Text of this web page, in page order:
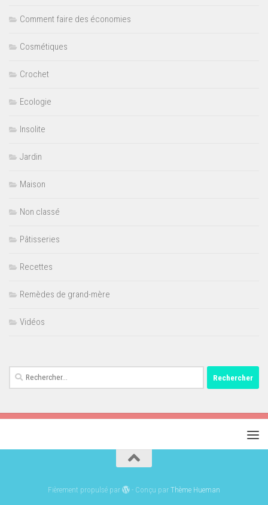
Comment faire des économies
Cosmétiques
Crochet
Ecologie
Insolite
Jardin
Maison
Non classé
Pâtisseries
Recettes
Remèdes de grand-mère
Vidéos
Rechercher :
Fièrement propulsé par - Conçu parThème Hueman